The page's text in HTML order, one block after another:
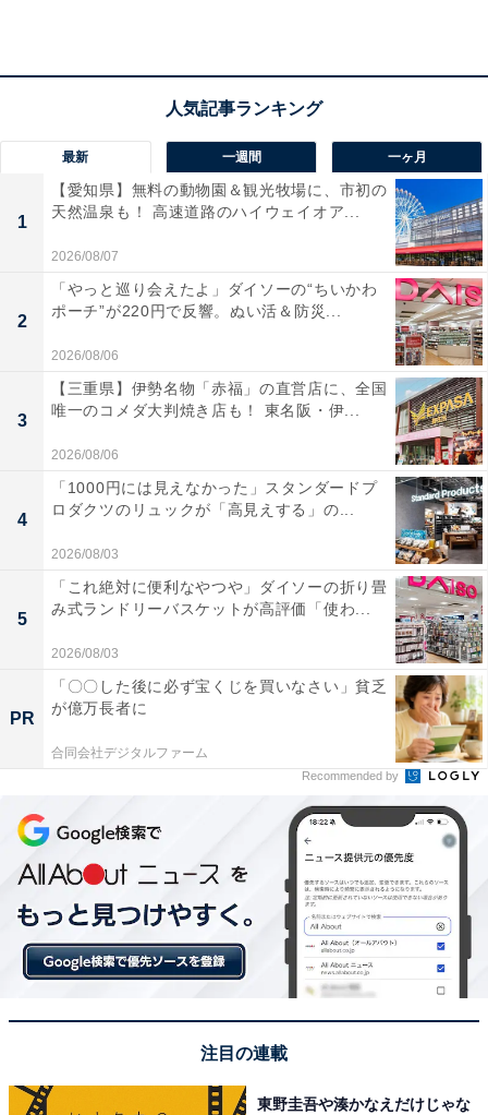
「SPA&Wellnessぽかぽか」には以下のような口コミが
寄せられています。
サウナの温度設定や水風呂のバランスが良く、「整
う」ための環境が非常に充実している。
岩盤浴の「ちむじるばん」が本格的で、じっくりと
汗を流してリフレッシュできる。
入浴料がリーズナブルでありながら、ジムでの運動
や食事、リラクゼーションまで幅広く利用でき、コ
ストパフォーマンスが非常に高い。
最新 一週間 一ヶ月
1
【愛知県】無料の動物園＆観光牧場に、市初の
天然温泉も！ 高速道路のハイウェイオア...
2026/08/07
2
「やっと巡り会えたよ」ダイソーの“ちいかわ
ポーチ”が220円で反響。ぬい活＆防災...
2026/08/06
3
【三重県】伊勢名物「赤福」の直営店に、全国
唯一のコメダ大判焼き店も！ 東名阪・伊...
2026/08/06
4
「1000円には見えなかった」スタンダードプ
ロダクツのリュックが「高見えする」の...
2026/08/03
5
「これ絶対に便利なやつや」ダイソーの折り畳
み式ランドリーバスケットが高評価「使わ...
2026/08/03
PR
「〇〇した後に必ず宝くじを買いなさい」貧乏
が億万長者に
合同会社デジタルファーム
Recommended by
注目の連載
東野圭吾や湊かなえだけじゃな